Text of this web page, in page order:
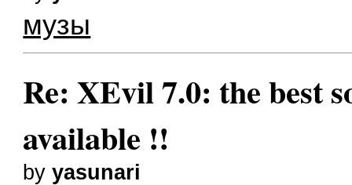
музы
Re: XEvil 7.0: the best
available !!
byyasunari